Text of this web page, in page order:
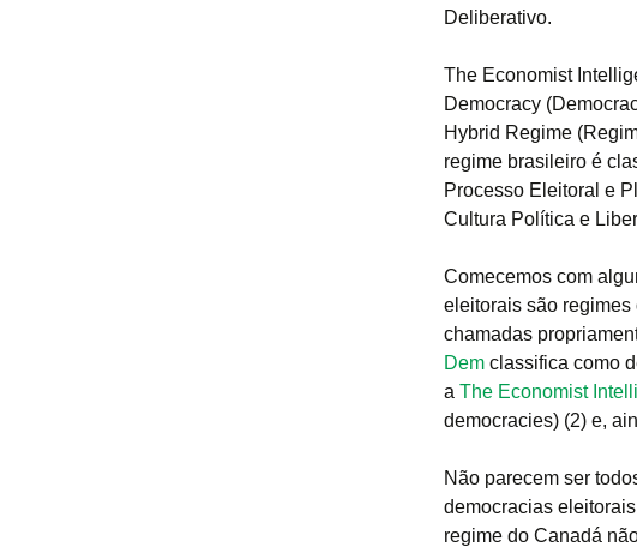
Deliberativo.
The Economist
Democracy
Hybrid Regime
regime brasileiro é
Processo Eleitoral e
Cultura Política e
Comecemos com
eleitorais são
chamadas
Dem classifica como
a The Economist
democracies) (2) e,
Não parecem ser
democracias
regime do Canadá